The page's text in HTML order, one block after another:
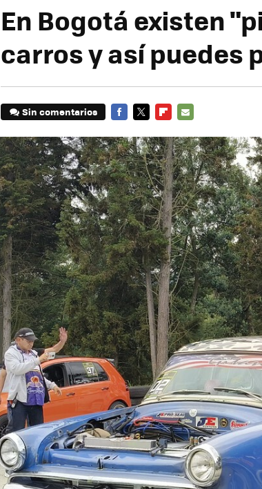
En Bogotá existen
carros y así puedes
Sin comentarios
MAIL